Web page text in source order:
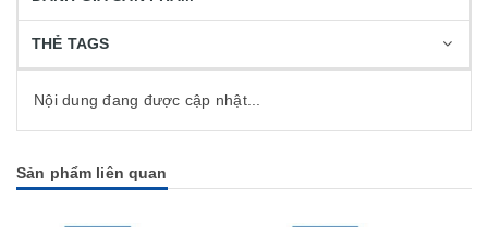
THẺ TAGS
Nội dung đang được cập nhật...
Sản phẩm liên quan